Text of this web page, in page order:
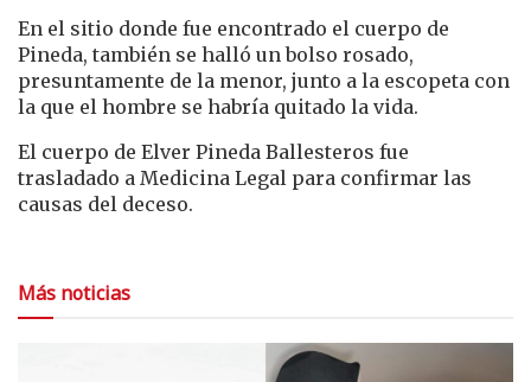
En el sitio donde fue encontrado el cuerpo de
Pineda, también se halló un bolso rosado,
presuntamente de la menor, junto a la escopeta con
la que el hombre se habría quitado la vida.
El cuerpo de Elver Pineda Ballesteros fue
trasladado a Medicina Legal para confirmar las
causas del deceso.
Más noticias